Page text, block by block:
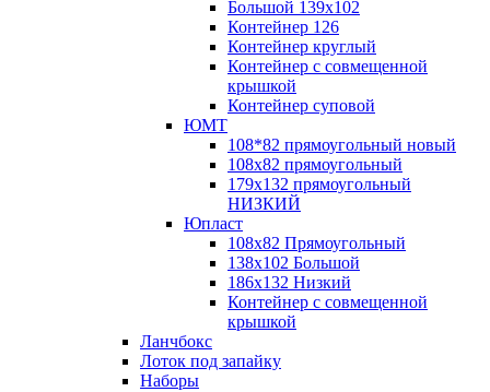
Большой 139х102
Контейнер 126
Контейнер круглый
Контейнер с совмещенной
крышкой
Контейнер суповой
ЮМТ
108*82 прямоугольный новый
108х82 прямоугольный
179х132 прямоугольный
НИЗКИЙ
Юпласт
108х82 Прямоугольный
138х102 Большой
186х132 Низкий
Контейнер с совмещенной
крышкой
Ланчбокс
Лоток под запайку
Наборы